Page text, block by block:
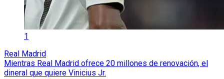
1
Real Madrid
Mientras Real Madrid ofrece 20 millones de renovación, el
dineral que quiere Vinicius Jr.